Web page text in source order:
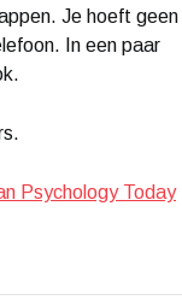
Je hoeft geen
In een paar
Psychology Today